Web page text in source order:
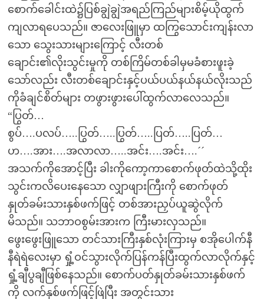
စောက်ခေါင်းထဲ၌ပြစ်ချွဲချွဲအရည်ကြည်များစိမ့်ယိုထွက်
ကျလာရပေသည်။ ဇာလေးဖြူမှာ ထကြွသောင်းကျန်းလာ
သော သွေးသားများကြောင့် လီးတစ်
ချောင်း၏လိုးသွင်းမှုကို တစ်ကြိမ်တစ်ခါမှမခံစားဖူးခဲ့
သော်လည်း လီးတစ်ချောင်းနှင့်ပယ်ပယ်နယ်နယ်လိုးသည်
ကိုခံချင်စိတ်များ တဖွားဖွားပေါ်ထွက်လာလေသည်။
“ပြွတ်…
စွပ်….ပလပ်…..ပြွတ်…..ပြွတ်…..ပြတ်…..ပြတ်…
ဟ….အား….အလာလာ…..အင်း….အင်း….´´
အသက်ကိုအောင့်ပြီး ခါးကိုကော့ကာစောက်ဖုတ်ထဲသို့ထိုး
သွင်းကလိပေးနေသော လျှာဖျားကြီးကို စောက်ဖုတ်
နှုတ်ခမ်းသားနှစ်ဖက်ဖြင့် တစ်အားညှပ်ယူဆွဲလိုက်
မိသည်။ သဘာဝစွမ်းအားက ကြီးမားလှသည်။
ဖွေးဖွေးဖြူသော တင်သားကြီးနှစ်လုံးကြားမှ စအိုပေါက်နီ
နီရဲရဲလေးမှာ ရှုံ့ဝင်သွားလိုက်ပြန်ကန်ပြီးထွက်လာလိုက်နှင့်
ရှုံ့ချီပွချီဖြစ်နေသည်။ စောက်ပတ်နှုတ်ခမ်းသားနှစ်ဖက်
ကို လက်နှစ်ဖက်ဖြင့်ဖြဲပြီး အတွင်းသား